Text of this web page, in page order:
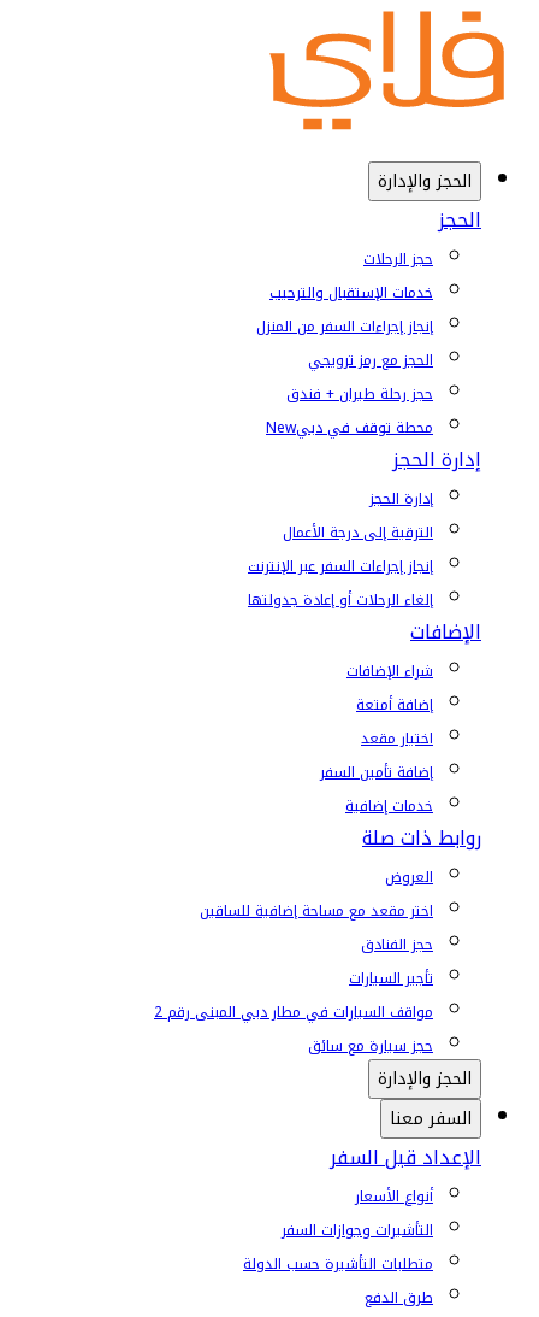
الحجز والإدارة
الحجز
حجز الرحلات
خدمات الإستقبال والترحيب
إنجاز إجراءات السفر من المنزل
الحجز مع رمز ترويجي
حجز رحلة طيران + فندق
محطة توقف في دبيNew
إدارة الحجز
إدارة الحجز
الترقية إلى درجة الأعمال
إنجاز إجراءات السفر عبر الإنترنت
إلغاء الرحلات أو إعادة جدولتها
الإضافات
شراء الإضافات
إضافة أمتعة
اختيار مقعد
إضافة تأمين السفر
خدمات إضافية
روابط ذات صلة
العروض
اختر مقعد مع مساحة إضافية للساقين
حجز الفنادق
تأجير السيارات
مواقف السيارات في مطار دبي المبنى رقم 2
حجز سيارة مع سائق
الحجز والإدارة
السفر معنا
الإعداد قبل السفر
أنواع الأسعار
التأشيرات وجوازات السفر
متطلبات التأشيرة حسب الدولة
طرق الدفع